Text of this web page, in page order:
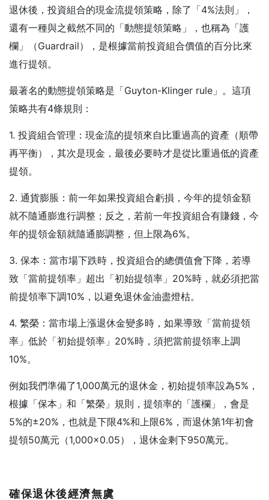
退休後，投資組合的現金流提領策略，除了「4%法則」，
還有一種與之截然不同的「動態提領策略」，也稱為「護
欄」（Guardrail），是根據當前投資組合價值的百分比來
進行提領。
最著名的動態提領策略是「Guyton-Klinger rule」。這項
策略共有4條規則：
1. 投資組合管理：現金流的提領來自比重過高的資產（順帶
再平衡），其次是現金，最後必要時才是從比重過低的資產
提領。
2. 通貨膨脹：前一年如果投資組合虧損，今年的提領金額
就不隨通膨進行調整；反之，若前一年投資組合有賺錢，今
年的提領金額就隨通膨調整，但上限為6%。
3. 保本：當市場下跌時，投資組合的總價值會下降，若導
致「當前提領率」超出「初始提領率」20%時，就必須把當
前提領率下調10%，以避免退休金油盡燈枯。
4. 繁榮：當市場上漲退休金變多時，如果導致「當前提領
率」低於「初始提領率」20%時，須把當前提領率上調
10%。
例如我們準備了1,000萬元的退休金，初始提領率設為5%，
根據「保本」和「繁榮」規則，提領率的「護欄」，會是
5%的±20%，也就是下限4%和上限6%，而退休第1年初會
提領50萬元（1,000×0.05），退休金剩下950萬元。
確保退休後經濟無虞